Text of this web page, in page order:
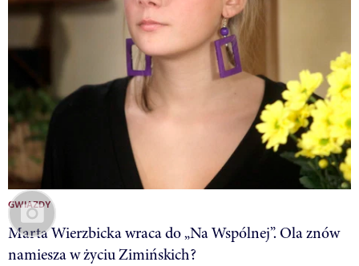
GWIAZDY
Marta Wierzbicka wraca do „Na Wspólnej”. Ola znów
namiesza w życiu Zimińskich?